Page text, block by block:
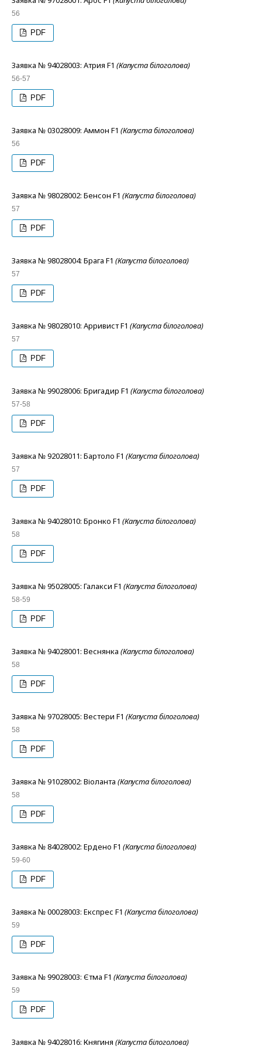
56
PDF
Заявка № 94028003: Атрия F1 (Капуста білоголова)
56-57
PDF
Заявка № 03028009: Аммон F1 (Капуста білоголова)
56
PDF
Заявка № 98028002: Бенсон F1 (Капуста білоголова)
57
PDF
Заявка № 98028004: Брага F1 (Капуста білоголова)
57
PDF
Заявка № 98028010: Арривист F1 (Капуста білоголова)
57
PDF
Заявка № 99028006: Бригадир F1 (Капуста білоголова)
57-58
PDF
Заявка № 92028011: Бартоло F1 (Капуста білоголова)
57
PDF
Заявка № 94028010: Бронко F1 (Капуста білоголова)
58
PDF
Заявка № 95028005: Галакси F1 (Капуста білоголова)
58-59
PDF
Заявка № 94028001: Веснянка (Капуста білоголова)
58
PDF
Заявка № 97028005: Вестери F1 (Капуста білоголова)
58
PDF
Заявка № 91028002: Віоланта (Капуста білоголова)
58
PDF
Заявка № 84028002: Ердено F1 (Капуста білоголова)
59-60
PDF
Заявка № 00028003: Експрес F1 (Капуста білоголова)
59
PDF
Заявка № 99028003: Єтма F1 (Капуста білоголова)
59
PDF
Заявка № 94028016: Княгиня (Капуста білоголова)